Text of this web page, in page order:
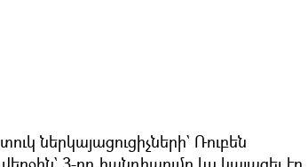
ներկայացուցիչների` Ռուբեն